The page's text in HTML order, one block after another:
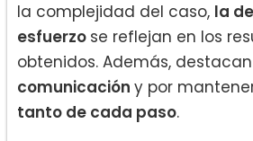
la complejidad del caso, la
esfuerzo se reflejan en los
obtenidos. Además,
comunicación y por
tanto de cada paso.